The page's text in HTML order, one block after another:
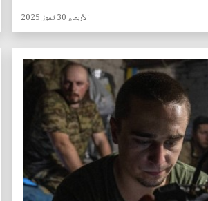
الأربعاء 30 تموز 2025